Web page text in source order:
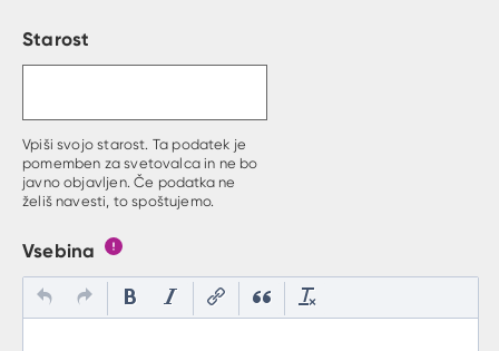
Starost
Vpiši svojo starost. Ta podatek je
pomemben za svetovalca in ne bo
javno objavljen. Če podatka ne
želiš navesti, to spoštujemo.
Vsebina